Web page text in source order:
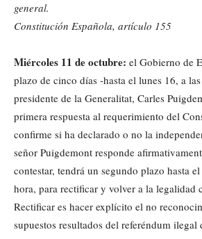
general.
Constitución Española, artículo 155
Miércoles 11 de octubre: el Gobierno de
plazo de cinco días -hasta el lunes 16, a
presidente de la Generalitat, Carles
primera respuesta al requerimiento del
confirme si ha declarado o no la
señor Puigdemont responde
contestar, tendrá un segundo plazo hasta
hora, para rectificar y volver a la legalidad
Rectificar es hacer explícito el no
supuestos resultados del referéndum ilegal